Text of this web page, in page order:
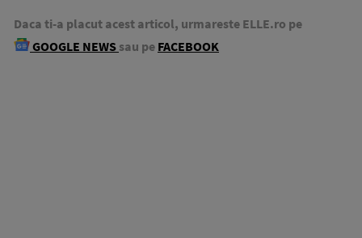
Daca ti-a placut acest articol, urmareste ELLE.ro pe
GOOGLE NEWS sau pe FACEBOOK